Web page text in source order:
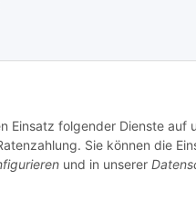
Einsatz folgender Dienste auf
Sie können die
und in unserer